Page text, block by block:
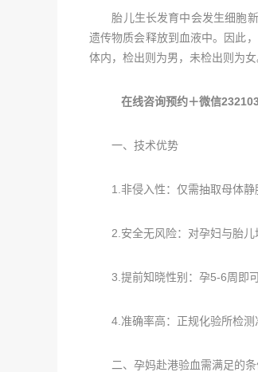
胎儿生长发育中会发生细胞新
遗传物质会释放到血液中。因此
体内，检出则为男，未检出则为女
在线咨询预约＋微信
一、技术优势
1.非侵入性：仅需抽取母体静
2.安全无风险：对孕妇与胎儿
3.提前知晓性别：孕5-6周即可
4.准确率高：正规化验所检测
二、孕妈赴港验血需满足的条